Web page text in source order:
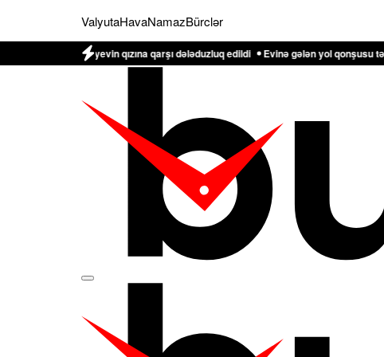
ValyutaHavaNamazBürclər
Əliyevin qızına qarşı dələduzluq edildi Evinə gələn yol qonşusu tərəfindən zəbt